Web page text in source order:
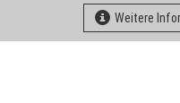
Weitere